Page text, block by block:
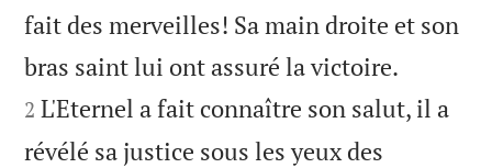
fait des merveilles! Sa main droite et son
bras saint lui ont assuré la victoire.
2 L'Eternel a fait connaître son salut, il a
révélé sa justice sous les yeux des